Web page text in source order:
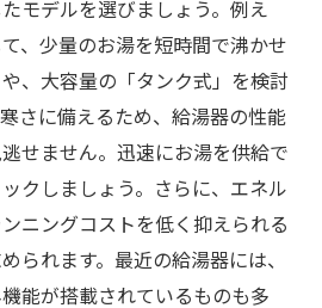
モデルを選びましょう。例え
、少量のお湯を短時間で沸かせ
、大容量の「タンク式」を検討
さに備えるため、給湯器の性能
せません。迅速にお湯を供給で
クしましょう。さらに、エネル
ニングコストを低く抑えられる
られます。最近の給湯器には、
能が搭載されているものも多